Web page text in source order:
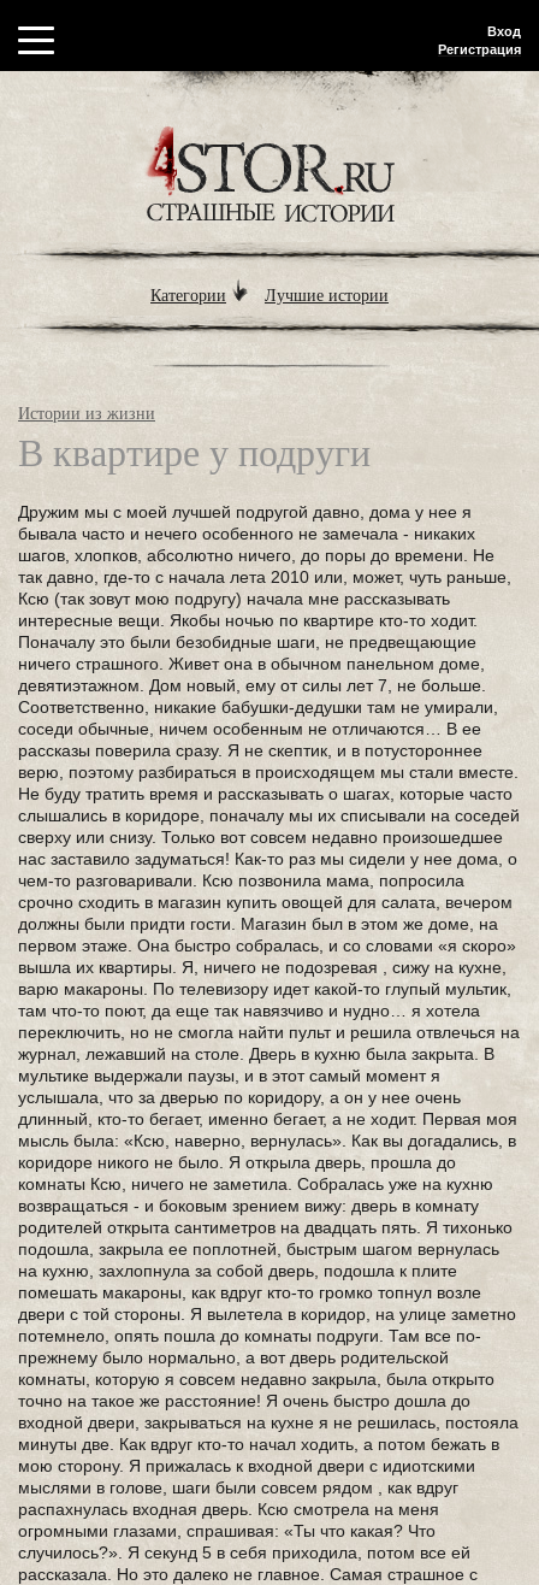
Вход
Регистрация
Категории Лучшие истории
Истории из жизни
В квартире у подруги
Дружим мы с моей лучшей подругой давно, дома у нее я
бывала часто и нечего особенного не замечала - никаких
шагов, хлопков, абсолютно ничего, до поры до времени. Не
так давно, где-то с начала лета 2010 или, может, чуть раньше,
Ксю (так зовут мою подругу) начала мне рассказывать
интересные вещи. Якобы ночью по квартире кто-то ходит.
Поначалу это были безобидные шаги, не предвещающие
ничего страшного. Живет она в обычном панельном доме,
девятиэтажном. Дом новый, ему от силы лет 7, не больше.
Соответственно, никакие бабушки-дедушки там не умирали,
соседи обычные, ничем особенным не отличаются… В ее
рассказы поверила сразу. Я не скептик, и в потустороннее
верю, поэтому разбираться в происходящем мы стали вместе.
Не буду тратить время и рассказывать о шагах, которые часто
слышались в коридоре, поначалу мы их списывали на соседей
сверху или снизу. Только вот совсем недавно произошедшее
нас заставило задуматься! Как-то раз мы сидели у нее дома, о
чем-то разговаривали. Ксю позвонила мама, попросила
срочно сходить в магазин купить овощей для салата, вечером
должны были придти гости. Магазин был в этом же доме, на
первом этаже. Она быстро собралась, и со словами «я скоро»
вышла их квартиры. Я, ничего не подозревая , сижу на кухне,
варю макароны. По телевизору идет какой-то глупый мультик,
там что-то поют, да еще так навязчиво и нудно… я хотела
переключить, но не смогла найти пульт и решила отвлечься на
журнал, лежавший на столе. Дверь в кухню была закрыта. В
мультике выдержали паузы, и в этот самый момент я
услышала, что за дверью по коридору, а он у нее очень
длинный, кто-то бегает, именно бегает, а не ходит. Первая моя
мысль была: «Ксю, наверно, вернулась». Как вы догадались, в
коридоре никого не было. Я открыла дверь, прошла до
комнаты Ксю, ничего не заметила. Собралась уже на кухню
возвращаться - и боковым зрением вижу: дверь в комнату
родителей открыта сантиметров на двадцать пять. Я тихонько
подошла, закрыла ее поплотней, быстрым шагом вернулась
на кухню, захлопнула за собой дверь, подошла к плите
помешать макароны, как вдруг кто-то громко топнул возле
двери с той стороны. Я вылетела в коридор, на улице заметно
потемнело, опять пошла до комнаты подруги. Там все по-
прежнему было нормально, а вот дверь родительской
комнаты, которую я совсем недавно закрыла, была открыто
точно на такое же расстояние! Я очень быстро дошла до
входной двери, закрываться на кухне я не решилась, постояла
минуты две. Как вдруг кто-то начал ходить, а потом бежать в
мою сторону. Я прижалась к входной двери с идиотскими
мыслями в голове, шаги были совсем рядом , как вдруг
распахнулась входная дверь. Ксю смотрела на меня
огромными глазами, спрашивая: «Ты что какая? Что
случилось?». Я секунд 5 в себя приходила, потом все ей
рассказала. Но это далеко не главное. Самая страшное с